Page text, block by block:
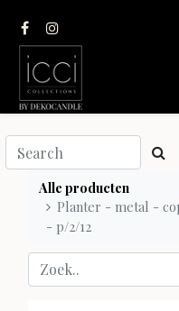
Alle producten
Planter - metal -
- p/2/12